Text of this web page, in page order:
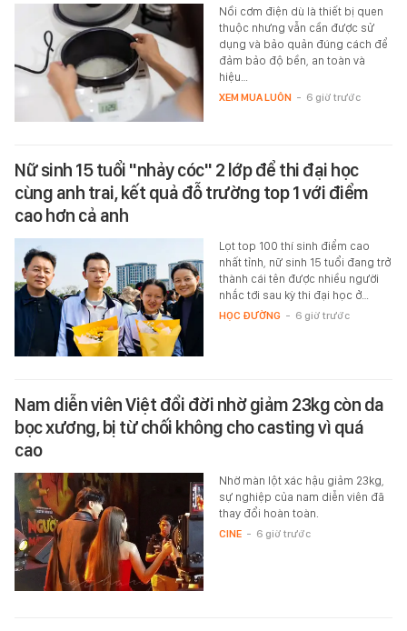
Nồi cơm điện dù là thiết bị quen
thuộc nhưng vẫn cần được sử
dụng và bảo quản đúng cách để
đảm bảo độ bền, an toàn và
hiệu…
XEM MUA LUÔN - 6 giờ trước
Nữ sinh 15 tuổi "nhảy cóc" 2 lớp để thi đại học
cùng anh trai, kết quả đỗ trường top 1 với điểm
cao hơn cả anh
Lọt top 100 thí sinh điểm cao
nhất tỉnh, nữ sinh 15 tuổi đang trở
thành cái tên được nhiều người
nhắc tới sau kỳ thi đại học ở…
HỌC ĐƯỜNG - 6 giờ trước
Nam diễn viên Việt đổi đời nhờ giảm 23kg còn da
bọc xương, bị từ chối không cho casting vì quá
cao
Nhờ màn lột xác hậu giảm 23kg,
sự nghiệp của nam diễn viên đã
thay đổi hoàn toàn.
CINE - 6 giờ trước